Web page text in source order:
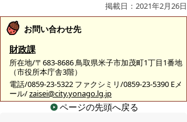
掲載日：2021年2月26日
お問い合わせ先
財政課
所在地/〒683-8686 鳥取県米子市加茂町1丁目1番地
（市役所本庁舎3階）
電話/0859-23-5322 ファクシミリ/0859-23-5390 Eメ
ール/zaisei@city.yonago.lg.jp
ページの先頭へ戻る